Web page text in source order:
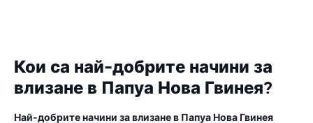
Кои са най-добрите начини за
влизане в Папуа Нова Гвинея?
Най-добрите начини за влизане в Папуа Нова Гвинея